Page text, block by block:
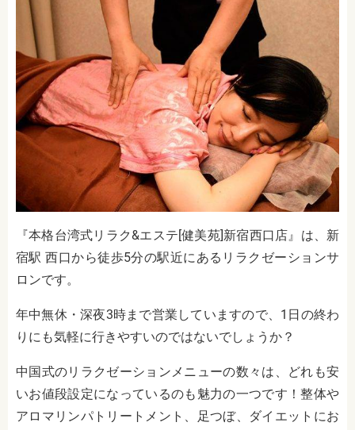
『本格台湾式リラク&エステ[健美苑]新宿西口店』は、新
宿駅 西口から徒歩5分の駅近にあるリラクゼーションサ
ロンです。
年中無休・深夜3時まで営業していますので、1日の終わ
りにも気軽に行きやすいのではないでしょうか？
中国式のリラクゼーションメニューの数々は、どれも安
いお値段設定になっているのも魅力の一つです！整体や
アロマリンパトリートメント、足つぼ、ダイエットにお